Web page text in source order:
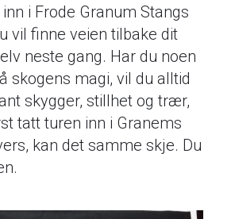
i Frode Granum Stangs
vil finne veien tilbake dit
neste gang. Har du noen
skogens magi, vil du alltid
skygger, stillhet og trær,
tatt turen inn i Granems
kan det samme skje. Du